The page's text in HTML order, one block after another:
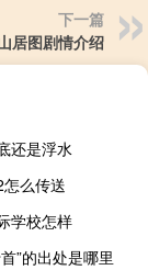
下一篇
居图剧情介绍
还是浮水
么传送
学校怎样
”的出处是哪里